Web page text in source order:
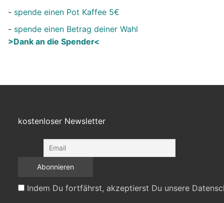
- spende einen Pot Kaffee 5€
- spende einen Betrag deiner Wahl
>Dank an die Spender<
kostenloser Newsletter
Indem Du fortfährst, akzeptierst Du unsere